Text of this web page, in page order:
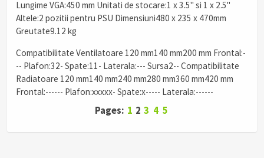
Lungime VGA:450 mm Unitati de stocare:1 x 3.5" si 1 x 2.5"
Altele:2 pozitii pentru PSU Dimensiuni480 x 235 x 470mm
Greutate9.12 kg
Compatibilitate Ventilatoare 120 mm140 mm200 mm Frontal:-
-- Plafon:32- Spate:11- Laterala:--- Sursa2-- Compatibilitate
Radiatoare 120 mm140 mm240 mm280 mm360 mm420 mm
Frontal:------ Plafon:xxxxx- Spate:x----- Laterala:------
Pages: 1 2 3 4 5